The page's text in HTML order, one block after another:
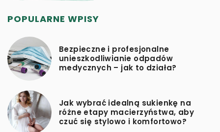
POPULARNE WPISY
Bezpieczne i profesjonalne
unieszkodliwianie odpadów
medycznych – jak to działa?
Jak wybrać idealną sukienkę na
różne etapy macierzyństwa, aby
czuć się stylowo i komfortowo?